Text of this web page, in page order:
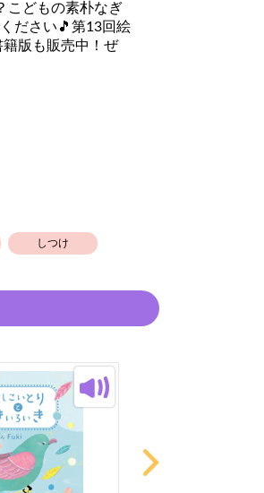
こどもの素朴なぎ
ださい🎵第13回絵
版も販売中！ぜ
しつけ